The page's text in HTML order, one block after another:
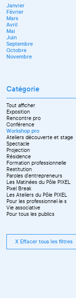
Juillet
Septembre
Novembre
Décembre
Avril
Mai
Juin
Juillet
Septembre
Octobre
Novembre
Décembre
Janvier
Février
Mars
Avril
Mai
Juin
Septembre
Octobre
Novembre
Catégorie
Tout afficher
Exposition
Rencontre pro
Conférence
Workshop pro
Ateliers découverte et stage
Spectacle
Projection
Résidence
Formation professionnelle
Restitution
Paroles d'entrepreneurs
Les Matinées du Pôle PIXEL
Pixel Break
Les Ateliers du Pôle PIXEL
Pour les professionnel·le·s
Vie associative
Pour tous les publics
X Effacer tous les filtres